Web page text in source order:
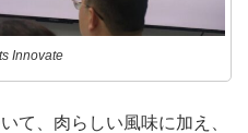
Innovate
て、肉らしい風味に加え、